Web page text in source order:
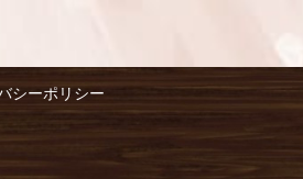
シーポリシー